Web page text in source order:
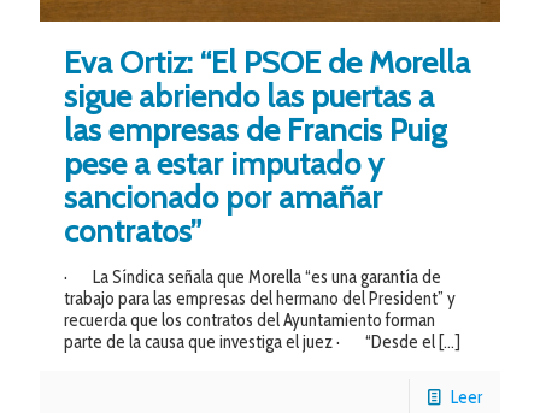
Eva Ortiz: “El PSOE de Morella
sigue abriendo las puertas a
las empresas de Francis Puig
pese a estar imputado y
sancionado por amañar
contratos”
· La Síndica señala que Morella “es una garantía de
trabajo para las empresas del hermano del President” y
recuerda que los contratos del Ayuntamiento forman
parte de la causa que investiga el juez · “Desde el […]
Leer